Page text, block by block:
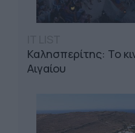
Καλησπερίτης: Το
Αιγαίου